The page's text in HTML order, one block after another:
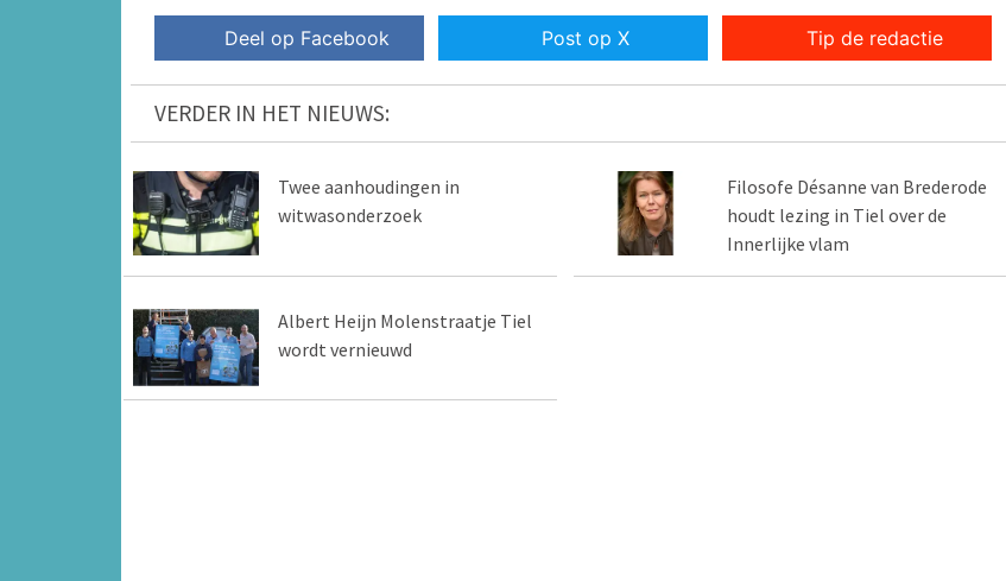
Deel op Facebook Post op X Tip de redactie
VERDER IN HET NIEUWS:
Twee aanhoudingen in
witwasonderzoek
Filosofe Désanne van Brederode
houdt lezing in Tiel over de
Innerlijke vlam
Albert Heijn Molenstraatje Tiel
wordt vernieuwd